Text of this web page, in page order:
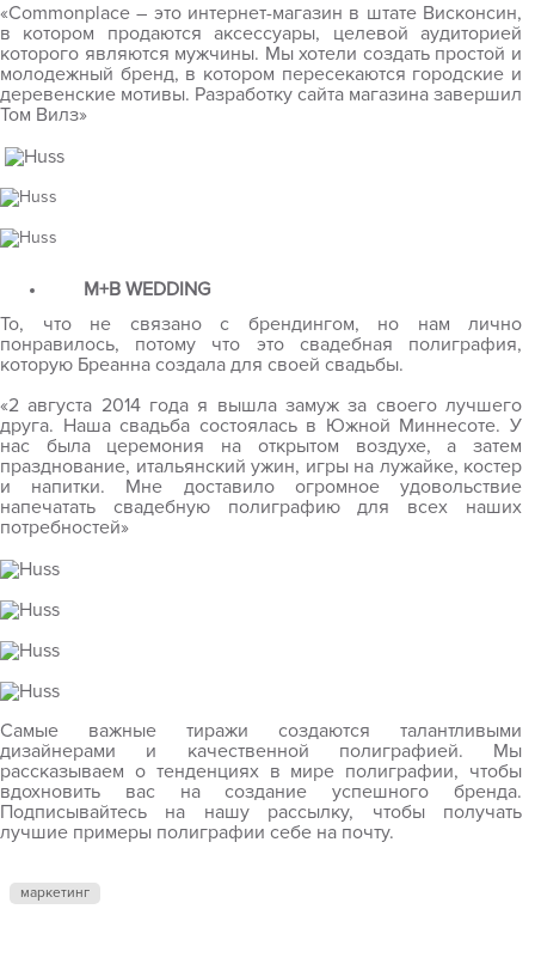
«Commonplace – это интернет-магазин в штате Висконсин,
в котором продаются аксессуары, целевой аудиторией
которого являются мужчины. Мы хотели создать простой и
молодежный бренд, в котором пересекаются городские и
деревенские мотивы. Разработку сайта магазина завершил
Том Вилз»
M+B WEDDING
То, что не связано с брендингом, но нам лично
понравилось, потому что это свадебная полиграфия,
которую Бреанна создала для своей свадьбы.
«2 августа 2014 года я вышла замуж за своего лучшего
друга. Наша свадьба состоялась в Южной Миннесоте. У
нас была церемония на открытом воздухе, а затем
празднование, итальянский ужин, игры на лужайке, костер
и напитки. Мне доставило огромное удовольствие
напечатать свадебную полиграфию для всех наших
потребностей»
Самые важные тиражи создаются талантливыми
дизайнерами и качественной полиграфией. Мы
рассказываем о тенденциях в мире полиграфии, чтобы
вдохновить вас на создание успешного бренда.
Подписывайтесь на нашу рассылку, чтобы получать
лучшие примеры полиграфии себе на почту.
маркетинг